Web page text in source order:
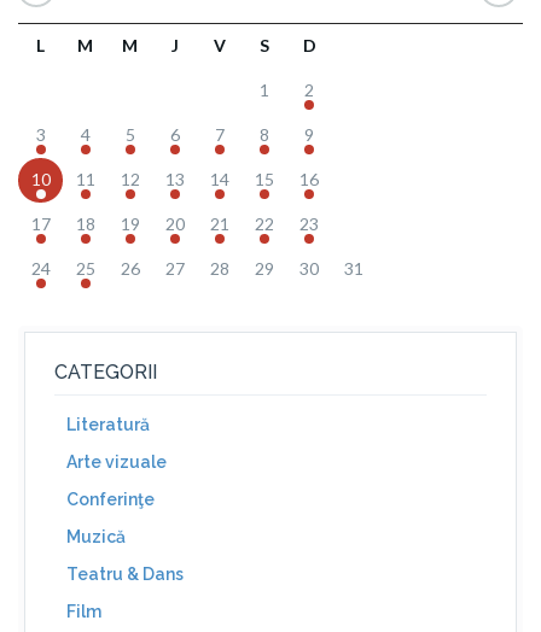
L M M J V S D
1 2
3 4 5 6 7 8 9
10 11 12 13 14 15 16
17 18 19 20 21 22 23
24 25 26 27 28 29 30 31
CATEGORII
Literatură
Arte vizuale
Conferinţe
Muzică
Teatru & Dans
Film